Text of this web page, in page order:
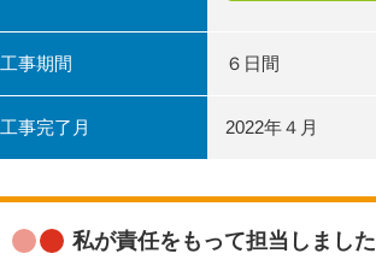
工事期間 ６日間
工事完了月 2022年４月
私が責任をもって担当しました